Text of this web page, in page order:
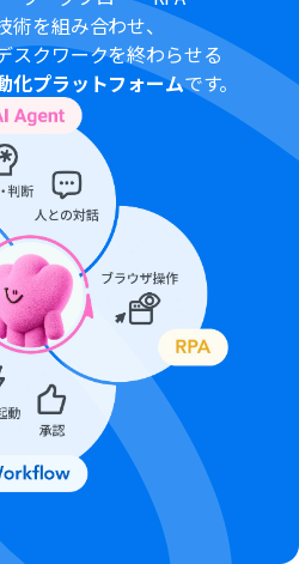
さい。
）には、家庭向けプランと一
Business）があり、一
していない場合には認証に失敗
。
のプランでご利用いただける機能
っております。フリープランの場
ーボットのオペレーションはエラ
注意ください。
ランは、2週間の無料トライアル
無料トライアル中には制限対象の
ション）を使用することができ
15分、30分、60分の間隔で起動
動間隔が異なりますので、ご注意
を組み合わせ、
スクワークを終わらせる
化プラットフォームです。